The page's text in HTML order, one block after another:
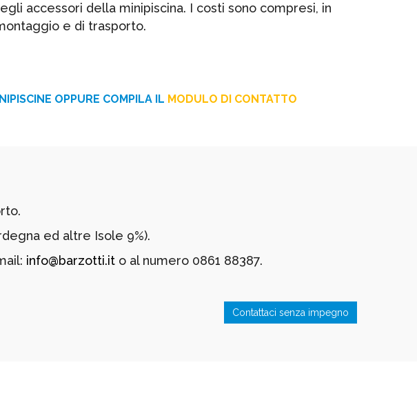
accessori della minipiscina. I costi sono compresi, in
e di trasporto.
OPPURE COMPILA IL MODULO DI CONTATTO
ed altre Isole 9%).
info@barzotti.it o al numero 0861 88387.
Contattaci senza impegno